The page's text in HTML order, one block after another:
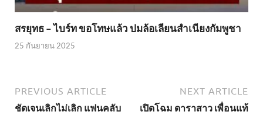
สรยุทธ – ไบร์ท ขอโทษแล้ว ปมล้อเลียนสำเนียงกัมพูชา
25 กันยายน 2025
PREVIOUS ARTICLE
ชัดเจนเลิกไม่เลิก แฟนคลับ
NEXT ARTICLE
เปิดโฉม ดาราสาว เพื่อนแท้